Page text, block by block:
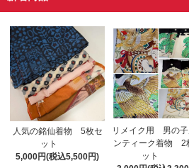
人気の銘仙着物 5枚セ
ット
5,000円(税込5,500円)
リメイク用 男の子
ンティーク着物 2
ット